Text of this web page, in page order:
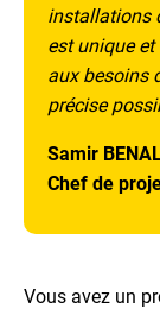
installations
est unique
aux besoins
précise
Samir
Chef de
Vous avez un